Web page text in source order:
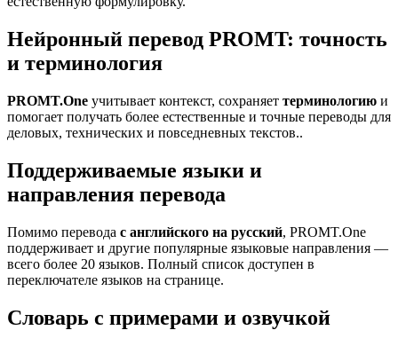
Нейронный перевод PROMT: точность
и терминология
PROMT.One учитывает контекст, сохраняет терминологию и
помогает получать более естественные и точные переводы для
деловых, технических и повседневных текстов..
Поддерживаемые языки и
направления перевода
Помимо перевода с английского на русский, PROMT.One
поддерживает и другие популярные языковые направления —
всего более 20 языков. Полный список доступен в
переключателе языков на странице.
Словарь с примерами и озвучкой